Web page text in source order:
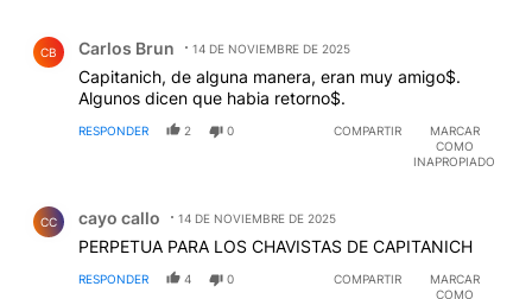
CB Carlos Brun 14 DE NOVIEMBRE DE 2025
Capitanich, de alguna manera, eran muy amigo$.
Algunos dicen que habia retorno$.
RESPONDER 2 0 COMPARTIR
MARCAR
COMO
INAPROPIADO
CC cayo callo 14 DE NOVIEMBRE DE 2025
PERPETUA PARA LOS CHAVISTAS DE CAPITANICH
RESPONDER 4 0 COMPARTIR
MARCAR
COMO